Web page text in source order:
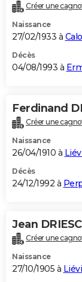
Créer une
Naissance
27/02/1933 à
Décès
04/08/1993 à
Ferdinand
Créer une
Naissance
26/04/1910 à
Décès
24/12/1992 à
Jean
Créer une
Naissance
27/10/1905 à